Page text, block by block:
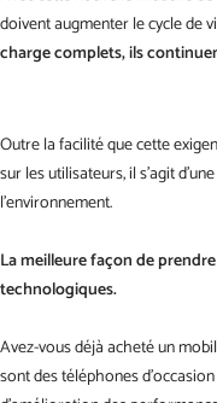
doivent augmenter le cycle de
charge complets, ils
Outre la facilité que cette
sur les utilisateurs, il s'agit
l'environnement.
La meilleure façon de
technologiques.
Avez-vous déjà acheté un
sont des téléphones